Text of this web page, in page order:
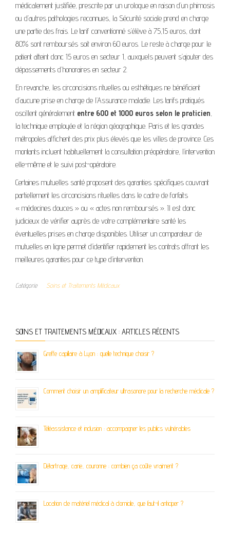
médicalement justifiée, prescrite par un urologue en raison d’un phimosis
ou d’autres pathologies reconnues, la Sécurité sociale prend en charge
une partie des frais. Le tarif conventionné s’élève à 75,15 euros, dont
80% sont remboursés soit environ 60 euros. Le reste à charge pour le
patient atteint donc 15 euros en secteur 1, auxquels peuvent s’ajouter des
dépassements d’honoraires en secteur 2.
En revanche, les circoncisions rituelles ou esthétiques ne bénéficient
d’aucune prise en charge de l’Assurance maladie. Les tarifs pratiqués
oscillent généralement entre 600 et 1000 euros selon le praticien,
la technique employée et la région géographique. Paris et les grandes
métropoles affichent des prix plus élevés que les villes de province. Ces
montants incluent habituellement la consultation préopératoire, l’intervention
elle-même et le suivi post-opératoire.
Certaines mutuelles santé proposent des garanties spécifiques couvrant
partiellement les circoncisions rituelles dans le cadre de forfaits
« médecines douces » ou « actes non remboursés ». Il est donc
judicieux de vérifier auprès de votre complémentaire santé les
éventuelles prises en charge disponibles. Utiliser un comparateur de
mutuelles en ligne permet d’identifier rapidement les contrats offrant les
meilleures garanties pour ce type d’intervention.
Catégorie Soins et Traitements Médicaux
SOINS ET TRAITEMENTS MÉDICAUX : ARTICLES RÉCENTS
Greffe capillaire à Lyon : quelle technique choisir ?
Comment choisir un amplificateur ultrasonore pour la recherche médicale ?
Téléassistance et inclusion : accompagner les publics vulnérables
Détartrage, carie, couronne : combien ça coûte vraiment ?
Location de matériel médical à domicile, que faut-il anticiper ?